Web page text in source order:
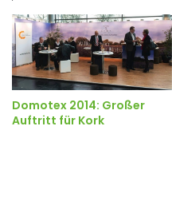
Domotex 2014: Großer
Auftritt für Kork